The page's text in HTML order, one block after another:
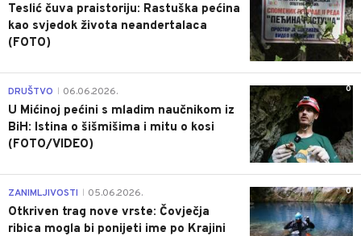
Teslić čuva praistoriju: Rastuška pećina
kao svjedok života neandertalaca
(FOTO)
0
DRUŠTVO 06.06.2026.
U Mićinoj pećini s mladim naučnikom iz
BiH: Istina o šišmišima i mitu o kosi
(FOTO/VIDEO)
0
ZANIMLJIVOSTI 05.06.2026.
Otkriven trag nove vrste: Čovječja
ribica mogla bi ponijeti ime po Krajini